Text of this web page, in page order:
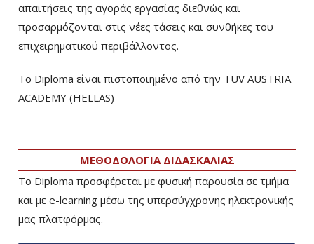
απαιτήσεις της αγοράς εργασίας διεθνώς και
προσαρμόζονται στις νέες τάσεις και συνθήκες του
επιχειρηματικού περιβάλλοντος.
Το Diploma είναι πιστοποιημένο από την TUV AUSTRIA
ACADEMY (HELLAS)­
ΜΕΘΟΔΟΛΟΓΙΑ ΔΙΔΑΣΚΑΛΙΑΣ
Το Diploma προσφέρεται με φυσική παρουσία σε τμήμα
και με e-learning μέσω της υπερσύγχρονης ηλεκτρονικής
μας πλατφόρμας.